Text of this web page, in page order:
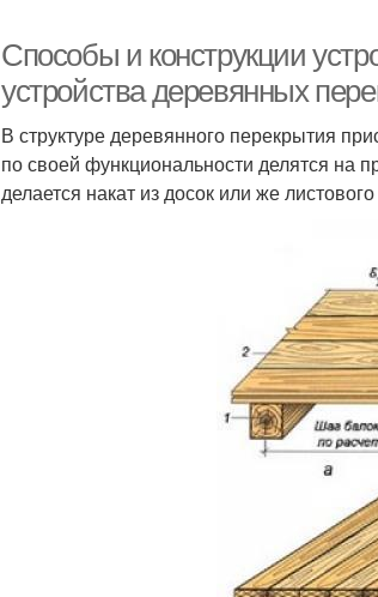
Способы и конструкции
устройства деревянных
В структуре деревянного перекрытия
по своей функциональности делятся на
делается накат из досок или же